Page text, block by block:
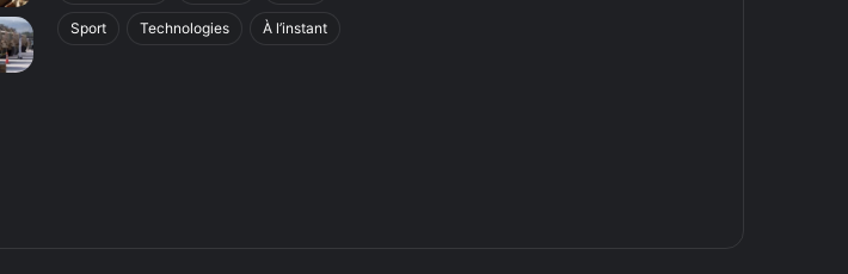
Sport Technologies À l’instant